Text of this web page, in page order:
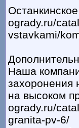
ogrady.ru/
vstavkami/
Наша
захоронения
на высоком
ogrady.ru/
granita-pv-6/